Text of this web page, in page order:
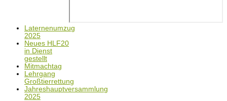
Laternenumzug
2025
Neues HLF20
in Dienst
gestellt
Mitmachtag
Lehrgang
Großtierrettung
Jahreshauptversammlung
2025